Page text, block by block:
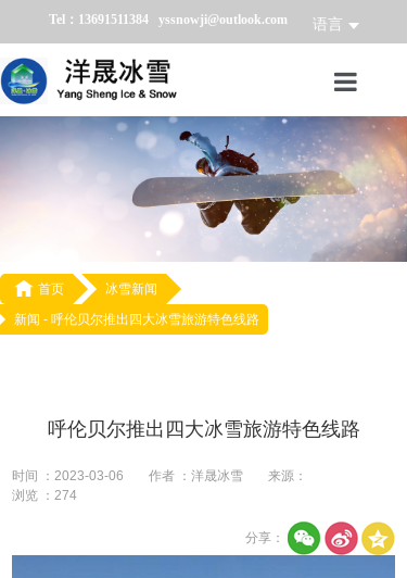
Tel：13691511384 yssnowji@outlook.com 语言
首页
冰雪产品
冰雪业务
 首页
冰雪新闻
新闻 - 呼伦贝尔推出四大冰雪旅游特色线路
呼伦贝尔推出四大冰雪旅游特色线路
时间 ：2023-03-06 作者 ：洋晟冰雪
来源：
浏览 ：274
分享：